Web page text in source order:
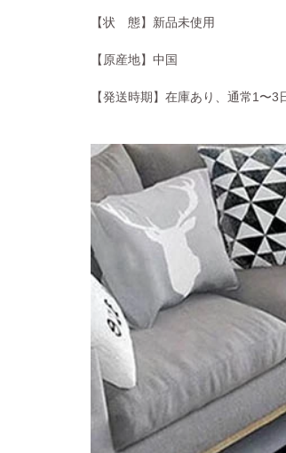
【状 態】新品未使用
【原産地】中国
【発送時期】在庫あり、通常1〜